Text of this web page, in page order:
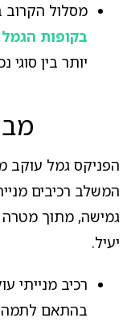
מסלול הקרוב
בקופות
יותר בין סוגי
הפניקס גמל עוקב
המשלב רכיבים
גמישה, מתוך מטרה
יעיל.
רכיב מנייתי
בהתאם